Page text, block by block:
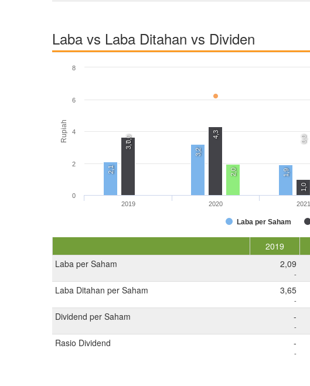
Laba vs Laba Ditahan vs Dividen
Rupiah
2,1
3,2
1,9
3,7
4,3
1,0
0,0
2,0
0,0
Laba per Saham
2019 2020 2021
0
2
4
6
8
2019
Laba per Saham
2,09
-
Laba Ditahan per Saham 3,65
-
Dividend per Saham -
-
Rasio Dividend -
-